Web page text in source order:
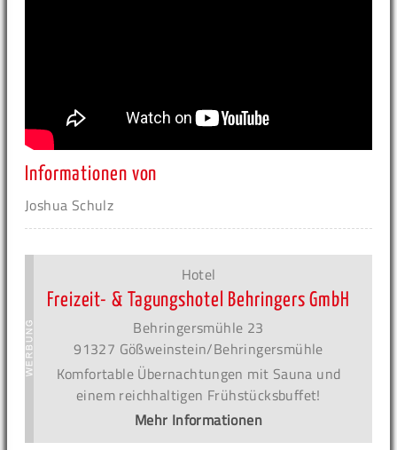
Informationen von
Joshua Schulz
Hotel
Freizeit- & Tagungshotel Behringers GmbH
Behringersmühle 23
91327 Gößweinstein/Behringersmühle
Komfortable Übernachtungen mit Sauna und
einem reichhaltigen Frühstücksbuffet!
Mehr Informationen